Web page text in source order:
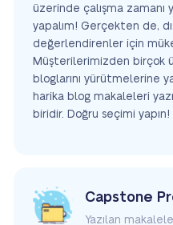
üzerinde çalışma zamanı
yapalım! Gerçekten de,
değerlendirenler için
Müşterilerimizden birçok
bloglarını yürütmelerine
harika blog makaleleri
biridir. Doğru seçimi yapın!
Capstone
Yazılan